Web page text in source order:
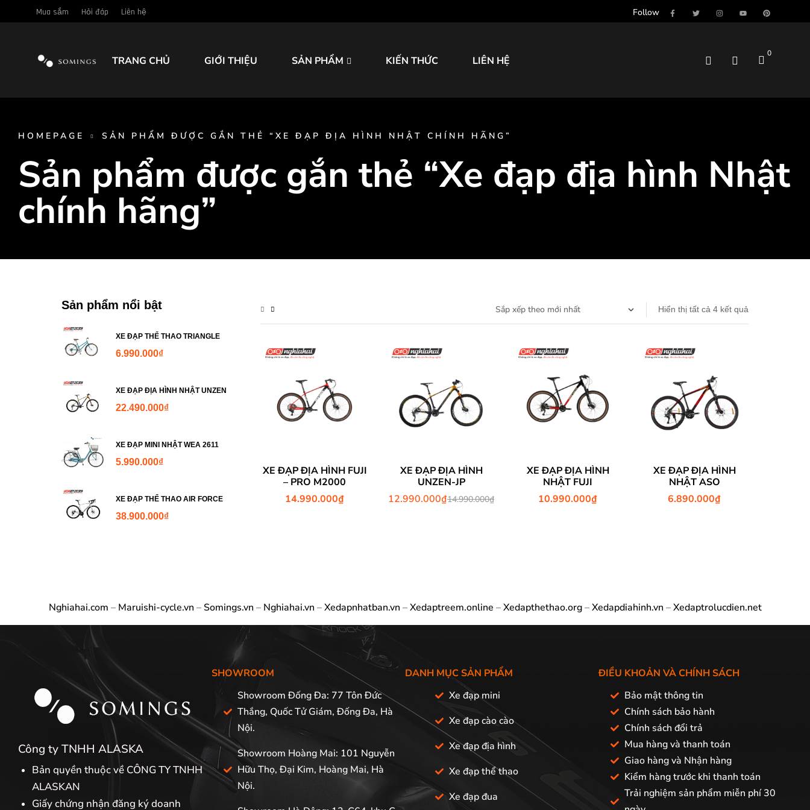
Mua sắm Hỏi đáp Liên hệ Follow
TRANG CHỦ GIỚI THIỆU SẢN PHẨM KIẾN THỨC LIÊN HỆ
0
HOMEPAGE SẢN PHẨM ĐƯỢC GẮN THẺ “XE ĐẠP ĐỊA HÌNH NHẬT CHÍNH HÃNG”
Sản phẩm được gắn thẻ “Xe đạp địa hình Nhật
chính hãng”
Hiển thị tất cả 4 kết quả
XE ĐẠP ĐỊA HÌNH FUJI
– PRO M2000
14.990.000₫
XE ĐẠP ĐỊA HÌNH
UNZEN-JP
14.990.000₫
12.990.000₫
XE ĐẠP ĐỊA HÌNH
NHẬT FUJI
10.990.000₫
XE ĐẠP ĐỊA HÌNH
NHẬT ASO
6.890.000₫
Sản phẩm nổi bật
XE ĐẠP THỂ THAO TRIANGLE
6.990.000₫
XE ĐẠP ĐỊA HÌNH NHẬT UNZEN
22.490.000₫
XE ĐẠP MINI NHẬT WEA 2611
5.990.000₫
XE ĐẠP THỂ THAO AIR FORCE
38.900.000₫
Nghiahai.com – Maruishi-cycle.vn – Somings.vn – Nghiahai.vn –Xedapnhatban.vn –Xedaptreem.online –Xedapthethao.org–Xedapdiahinh.vn –Xedaptrolucdien.net
Công ty TNHH ALASKA
Bản quyền thuộc về CÔNG TY TNHH
ALASKAN
Giấy chứng nhận đăng ký doanh
SHOWROOM
Showroom Đống Đa: 77 Tôn Đức
Thắng, Quốc Tử Giám, Đống Đa, Hà
Nội.
Showroom Hoàng Mai: 101 Nguyễn
Hữu Thọ, Đại Kim, Hoàng Mai, Hà
Nội.
DANH MỤC SẢN PHẨM
Xe đạp mini
Xe đạp cào cào
Xe đạp địa hình
Xe đạp thể thao
Xe đạp đua
ĐIỀU KHOẢN VÀ CHÍNH SÁCH
Bảo mật thông tin
Chính sách bảo hành
Chính sách đổi trả
Mua hàng và thanh toán
Giao hàng và Nhận hàng
Kiểm hàng trước khi thanh toán
Trải nghiệm sản phẩm miễn phí 30